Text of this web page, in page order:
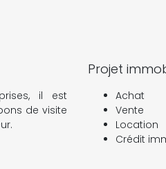
il est
de visite
Projet
Achat
Vente
Location
Crédit